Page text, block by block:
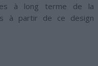
à long terme de la
à partir de ce design